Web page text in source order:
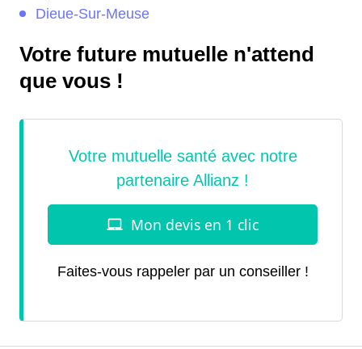
Dieue-Sur-Meuse
Votre future mutuelle n'attend
que vous !
Faites-vous rappeler par un conseiller !